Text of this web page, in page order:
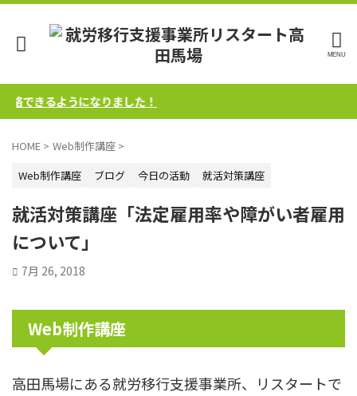
きるようになりました！
HOME > Web制作講座 >
Web制作講座
ブログ 今日の活動 就活対策講座
就活対策講座「法定雇用率や障がい者雇用
について」
7月 26, 2018
Web制作講座
高田馬場にある就労移行支援事業所、リスタートで